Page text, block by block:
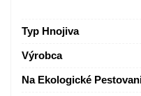
Typ Hnojiva
Výrobca
Na Ekologické